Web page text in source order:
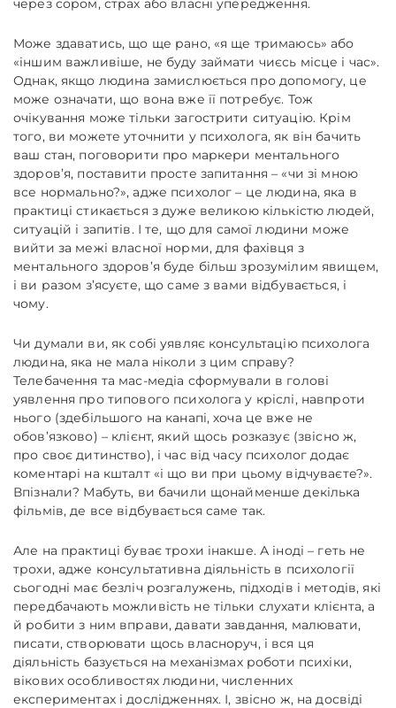
через сором, страх або власні упередження.
Може здаватись, що ще рано, «я ще тримаюсь» або
«іншим важливіше, не буду займати чиєсь місце і час».
Однак, якщо людина замислюється про допомогу, це
може означати, що вона вже її потребує. Тож
очікування може тільки загострити ситуацію. Крім
того, ви можете уточнити у психолога, як він бачить
ваш стан, поговорити про маркери ментального
здоров’я, поставити просте запитання – «чи зі мною
все нормально?», адже психолог – це людина, яка в
практиці стикається з дуже великою кількістю людей,
ситуацій і запитів. І те, що для самої людини може
вийти за межі власної норми, для фахівця з
ментального здоров’я буде більш зрозумілим явищем,
і ви разом з’ясуєте, що саме з вами відбувається, і
чому.
Чи думали ви, як собі уявляє консультацію психолога
людина, яка не мала ніколи з цим справу?
Телебачення та мас-медіа сформували в голові
уявлення про типового психолога у кріслі, навпроти
нього (здебільшого на канапі, хоча це вже не
обов’язково) – клієнт, який щось розказує (звісно ж,
про своє дитинство), і час від часу психолог додає
коментарі на кшталт «і що ви при цьому відчуваєте?».
Впізнали? Мабуть, ви бачили щонайменше декілька
фільмів, де все відбувається саме так.
Але на практиці буває трохи інакше. А іноді – геть не
трохи, адже консультативна діяльність в психології
сьогодні має безліч розгалужень, підходів і методів, які
передбачають можливість не тільки слухати клієнта, а
й робити з ним вправи, давати завдання, малювати,
писати, створювати щось власноруч, і вся ця
діяльність базується на механізмах роботи психіки,
вікових особливостях людини, численних
експериментах і дослідженнях. І, звісно ж, на досвіді